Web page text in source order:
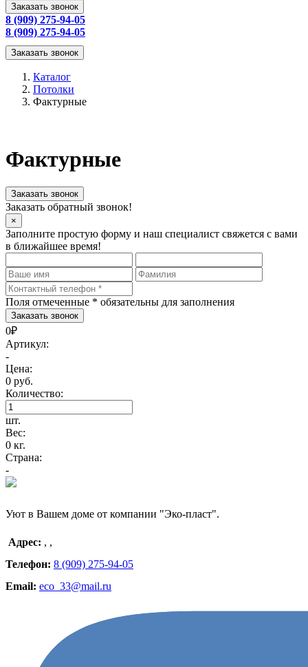
Заказать звонок
8 (909) 275-94-05
8 (909) 275-94-05
Заказать звонок
Каталог
Потолки
Фактурные
Фактурные
Заказать звонок
Заказать обратный звонок!
×
Заполните простую форму и наш специалист свяжется с вами
в ближайшее время!
Поля отмеченные * обязательны для заполнения
0₽
Артикул:
-
Цена:
0 руб.
Количество:
шт.
Вес:
0 кг.
Страна:
-
Уют в Вашем доме от компании "Эко-пласт".
Адрес: , ,
Телефон: 8 (909) 275-94-05
Email: eco_33@mail.ru